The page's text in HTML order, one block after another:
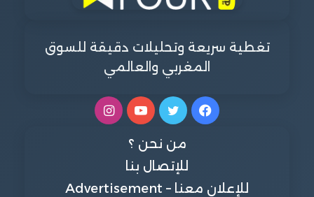
تغطية سريعة وتحليلات دقيقة للسوق
المغربي والعالمي
فيسبوكتويتر يوتيوبانستقرام
من نحن ؟
للإتصال بنا
للإعلان معنا – Advertisement